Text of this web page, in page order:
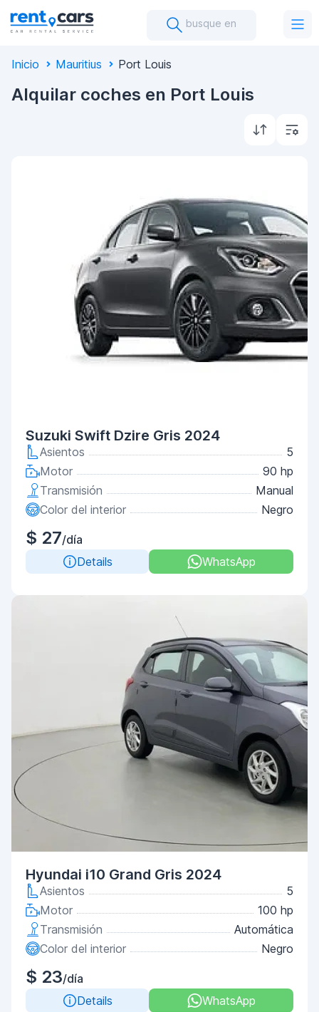
busque en
Inicio Mauritius Port Louis
Alquilar coches en Port Louis
Suzuki Swift Dzire Gris 2024
Asientos
5
Motor
90 hp
Transmisión
Manual
Color del interior
Negro
$ 27/día
Details
WhatsApp
Hyundai i10 Grand Gris 2024
Asientos
5
Motor
100 hp
Transmisión
Automática
Color del interior
Negro
$ 23/día
Details
WhatsApp